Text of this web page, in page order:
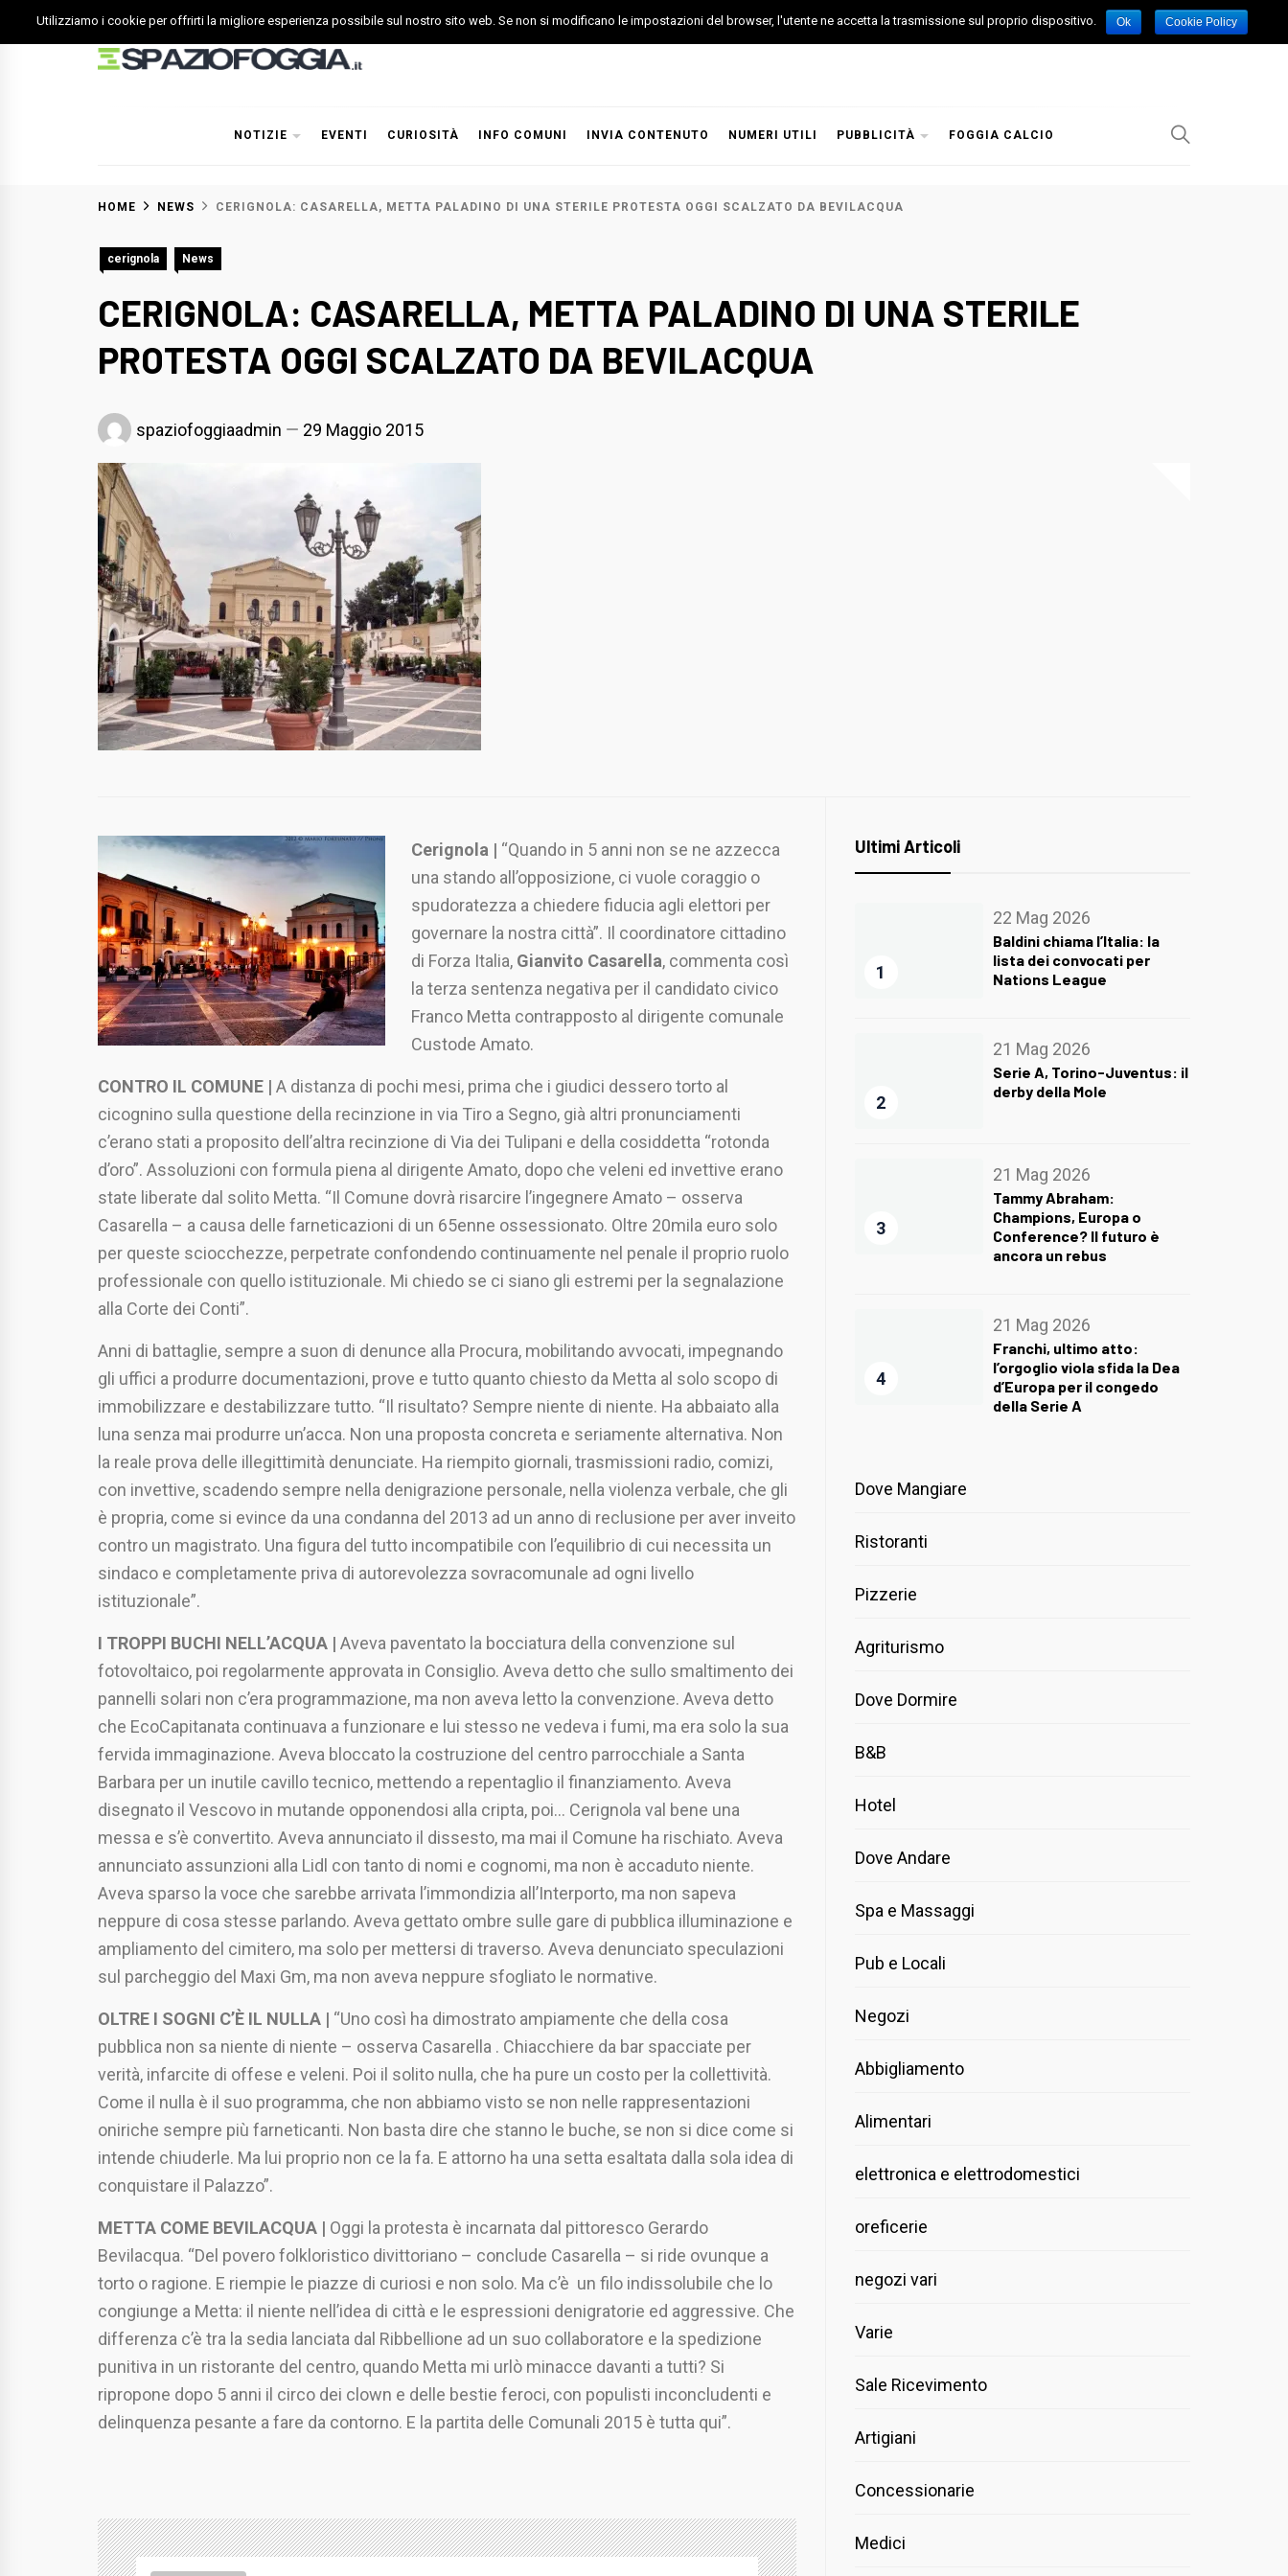
to
NOTIZIE EVENTI CURIOSITÀ INFO COMUNI INVIA CONTENUTO NUMERI UTILI PUBBLICITÀ FOGGIA CALCIO
HOME NEWS CERIGNOLA: CASARELLA, METTA PALADINO DI UNA STERILE PROTESTA OGGI SCALZATO DA BEVILACQUA
cerignola News
CERIGNOLA: CASARELLA, METTA PALADINO DI UNA STERILE
PROTESTA OGGI SCALZATO DA BEVILACQUA
spaziofoggiaadmin 29 Maggio 2015
Cerignola | “Quando in 5 anni non se ne azzecca
una stando all’opposizione, ci vuole coraggio o
spudoratezza a chiedere fiducia agli elettori per
governare la nostra città”. Il coordinatore cittadino
di Forza Italia, Gianvito Casarella, commenta così
la terza sentenza negativa per il candidato civico
Franco Metta contrapposto al dirigente comunale
Custode Amato.
CONTRO IL COMUNE | A distanza di pochi mesi, prima che i giudici dessero torto al
cicognino sulla questione della recinzione in via Tiro a Segno, già altri pronunciamenti
c’erano stati a proposito dell’altra recinzione di Via dei Tulipani e della cosiddetta “rotonda
d’oro”. Assoluzioni con formula piena al dirigente Amato, dopo che veleni ed invettive erano
state liberate dal solito Metta. “Il Comune dovrà risarcire l’ingegnere Amato – osserva
Casarella – a causa delle farneticazioni di un 65enne ossessionato. Oltre 20mila euro solo
per queste sciocchezze, perpetrate confondendo continuamente nel penale il proprio ruolo
professionale con quello istituzionale. Mi chiedo se ci siano gli estremi per la segnalazione
alla Corte dei Conti”.
Anni di battaglie, sempre a suon di denunce alla Procura, mobilitando avvocati, impegnando
gli uffici a produrre documentazioni, prove e tutto quanto chiesto da Metta al solo scopo di
immobilizzare e destabilizzare tutto. “Il risultato? Sempre niente di niente. Ha abbaiato alla
luna senza mai produrre un’acca. Non una proposta concreta e seriamente alternativa. Non
la reale prova delle illegittimità denunciate. Ha riempito giornali, trasmissioni radio, comizi,
con invettive, scadendo sempre nella denigrazione personale, nella violenza verbale, che gli
è propria, come si evince da una condanna del 2013 ad un anno di reclusione per aver inveito
contro un magistrato. Una figura del tutto incompatibile con l’equilibrio di cui necessita un
sindaco e completamente priva di autorevolezza sovracomunale ad ogni livello
istituzionale”.
I TROPPI BUCHI NELL’ACQUA | Aveva paventato la bocciatura della convenzione sul
fotovoltaico, poi regolarmente approvata in Consiglio. Aveva detto che sullo smaltimento dei
pannelli solari non c’era programmazione, ma non aveva letto la convenzione. Aveva detto
che EcoCapitanata continuava a funzionare e lui stesso ne vedeva i fumi, ma era solo la sua
fervida immaginazione. Aveva bloccato la costruzione del centro parrocchiale a Santa
Barbara per un inutile cavillo tecnico, mettendo a repentaglio il finanziamento. Aveva
disegnato il Vescovo in mutande opponendosi alla cripta, poi… Cerignola val bene una
messa e s’è convertito. Aveva annunciato il dissesto, ma mai il Comune ha rischiato. Aveva
annunciato assunzioni alla Lidl con tanto di nomi e cognomi, ma non è accaduto niente.
Aveva sparso la voce che sarebbe arrivata l’immondizia all’Interporto, ma non sapeva
neppure di cosa stesse parlando. Aveva gettato ombre sulle gare di pubblica illuminazione e
ampliamento del cimitero, ma solo per mettersi di traverso. Aveva denunciato speculazioni
sul parcheggio del Maxi Gm, ma non aveva neppure sfogliato le normative.
OLTRE I SOGNI C’È IL NULLA | “Uno così ha dimostrato ampiamente che della cosa
pubblica non sa niente di niente – osserva Casarella . Chiacchiere da bar spacciate per
verità, infarcite di offese e veleni. Poi il solito nulla, che ha pure un costo per la collettività.
Come il nulla è il suo programma, che non abbiamo visto se non nelle rappresentazioni
oniriche sempre più farneticanti. Non basta dire che stanno le buche, se non si dice come si
intende chiuderle. Ma lui proprio non ce la fa. E attorno ha una setta esaltata dalla sola idea di
conquistare il Palazzo”.
METTA COME BEVILACQUA | Oggi la protesta è incarnata dal pittoresco Gerardo
Bevilacqua. “Del povero folkloristico divittoriano – conclude Casarella – si ride ovunque a
torto o ragione. E riempie le piazze di curiosi e non solo. Ma c’è un filo indissolubile che lo
congiunge a Metta: il niente nell’idea di città e le espressioni denigratorie ed aggressive. Che
differenza c’è tra la sedia lanciata dal Ribbellione ad un suo collaboratore e la spedizione
punitiva in un ristorante del centro, quando Metta mi urlò minacce davanti a tutti? Si
ripropone dopo 5 anni il circo dei clown e delle bestie feroci, con populisti inconcludenti e
delinquenza pesante a fare da contorno. E la partita delle Comunali 2015 è tutta qui”.
Ultimi Articoli
1
22 Mag 2026
Baldini chiama l’Italia: la
lista dei convocati per
Nations League
2
21 Mag 2026
Serie A, Torino-Juventus: il
derby della Mole
3
21 Mag 2026
Tammy Abraham:
Champions, Europa o
Conference? Il futuro è
ancora un rebus
4
21 Mag 2026
Franchi, ultimo atto:
l’orgoglio viola sfida la Dea
d’Europa per il congedo
della Serie A
Dove Mangiare
Ristoranti
Pizzerie
Agriturismo
Dove Dormire
B&B
Hotel
Dove Andare
Spa e Massaggi
Pub e Locali
Negozi
Abbigliamento
Alimentari
elettronica e elettrodomestici
oreficerie
negozi vari
Varie
Sale Ricevimento
Artigiani
Concessionarie
Medici
Utilizziamo i cookie per offrirti la migliore esperienza possibile sul nostro sito web. Se non si modificano le impostazioni del browser, l'utente ne accetta la trasmissione sul proprio dispositivo. Ok Cookie Policy